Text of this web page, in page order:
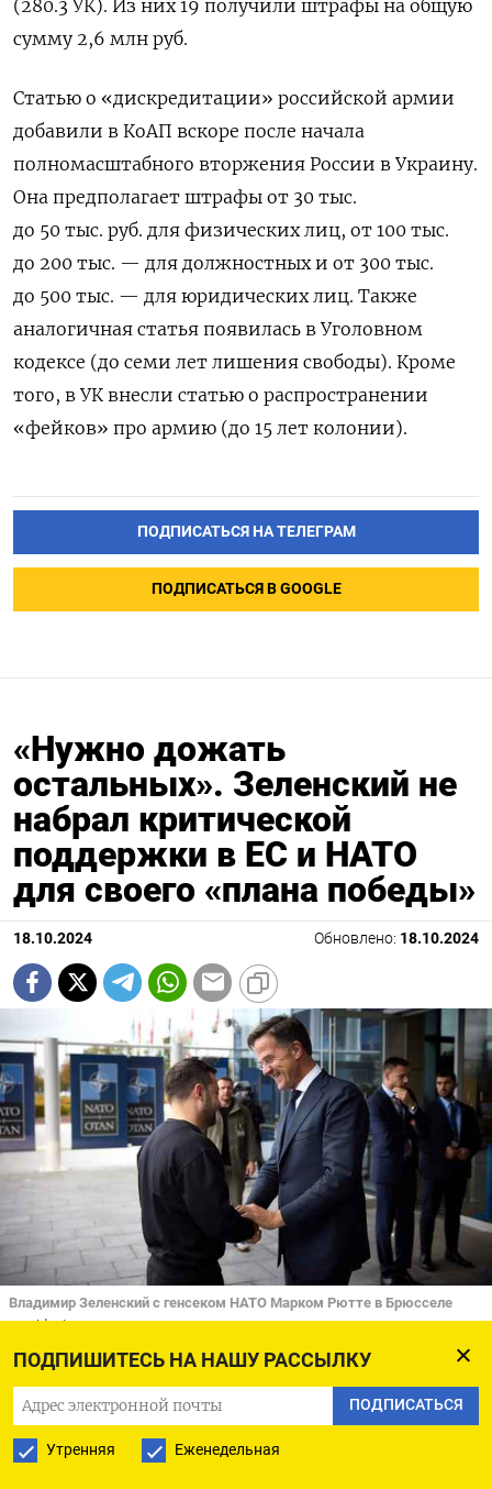
ПОДПИШИТЕСЬ НА НАШУ РАССЫЛКУ
ПОДПИСАТЬСЯ
Утренняя Еженедельная
(280.3 УК). Из них 19 получили штрафы на общую
сумму 2,6 млн руб.
Статью о «дискредитации» российской армии
добавили в КоАП вскоре после начала
полномасштабного вторжения России в Украину.
Она предполагает штрафы от 30 тыс.
до 50 тыс. руб. для физических лиц, от 100 тыс.
до 200 тыс. — для должностных и от 300 тыс.
до 500 тыс. — для юридических лиц. Также
аналогичная статья появилась в Уголовном
кодексе (до семи лет лишения свободы). Кроме
того, в УК внесли статью о распространении
«фейков» про армию (до 15 лет колонии).
ПОДПИСАТЬСЯ НА ТЕЛЕГРАМ
ПОДПИСАТЬСЯ В GOOGLE
«Нужно дожать
остальных». Зеленский не
набрал критической
поддержки в ЕС и НАТО
для своего «плана победы»
18.10.2024 Обновлено: 18.10.2024
Владимир Зеленский с генсеком НАТО Марком Рютте в Брюсселе
president.gov.ua
Владимир Зеленский весь четверг кружил
по Брюсселю, встречаясь с лидерами Евросоюза
и НАТО. В итоге поддержка была обещана